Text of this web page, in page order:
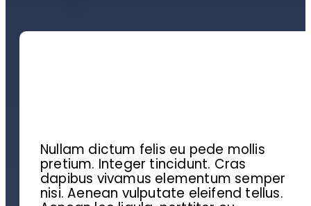
Nullam dictum felis eu pede mollis
pretium. Integer tincidunt. Cras
dapibus vivamus elementum semper
nisi. Aenean vulputate eleifend tellus.